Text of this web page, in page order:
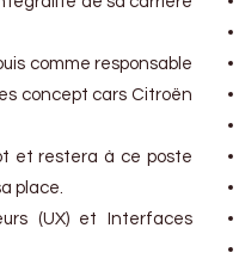
comme responsable
concept cars Citroën
et restera à ce poste
place.
(UX) et Interfaces